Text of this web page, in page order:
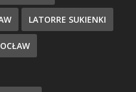
LATORRE SUKIENKI